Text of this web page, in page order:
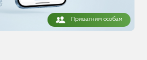
Приватним особам